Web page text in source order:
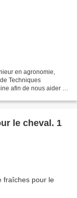
en agronomie,
Techniques
afin de nous aider à
le cheval. 1